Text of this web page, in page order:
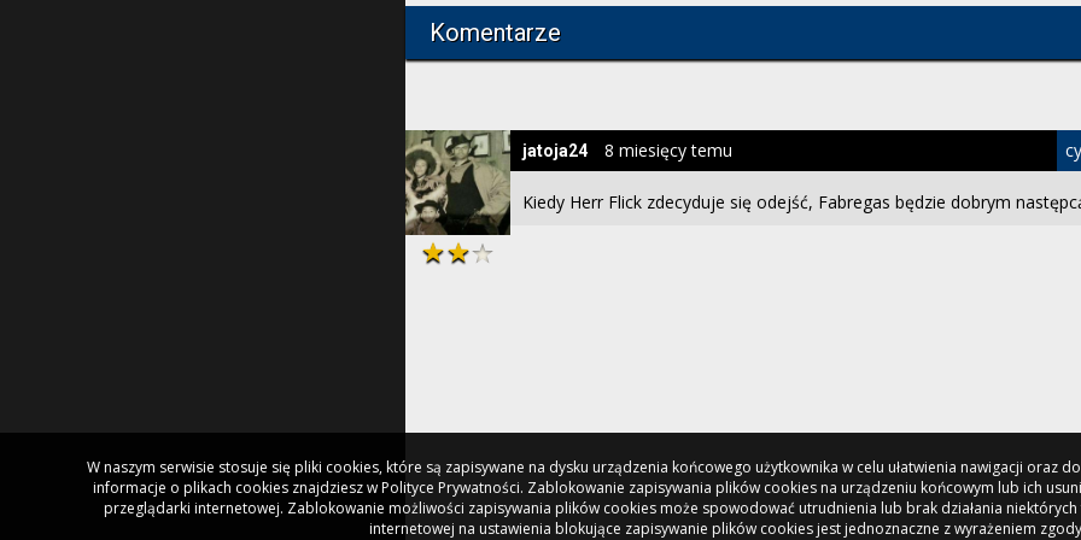
Komentarze
Kiedy Herr Flick zdecyduje się odejść, Fabregas będzie dobrym
jatoja24 8 miesięcy temu
W naszym serwisie stosuje się pliki cookies, które są zapisywane na dysku urządzenia końcowego użytkownika w celu ułatwienia nawigacji oraz
informacje o plikach cookies znajdziesz w Polityce Prywatności. Zablokowanie zapisywania plików cookies na urządzeniu końcowym lub ich
przeglądarki internetowej. Zablokowanie możliwości zapisywania plików cookies może spowodować utrudnienia lub brak działania
internetowej na ustawienia blokujące zapisywanie plików cookies jest jednoznaczne z wyrażeniem